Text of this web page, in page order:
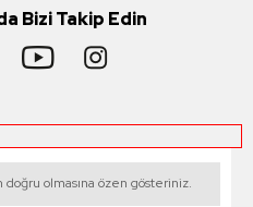
Bizi Takip Edin
olmasına özen gösteriniz.